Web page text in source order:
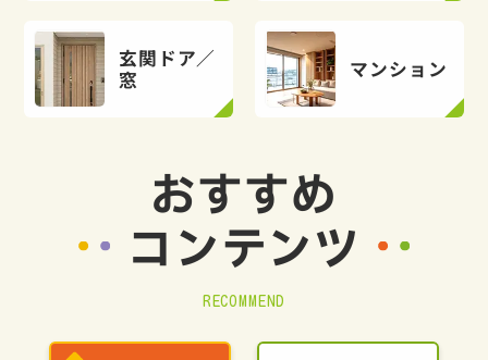
玄関ドア／
窓
マンション
おすすめ
コンテンツ
RECOMMEND